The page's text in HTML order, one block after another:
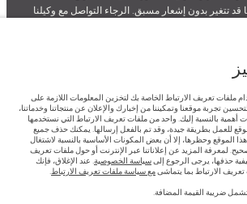
قد تتغير بدون إشعار مسبق. الرجاء التواصل مع وكيلنا
الوقود الفعلي للمركبة عن ذلك المتحقق في تلك
بغرض المقارنة فحسب.
والمواصفات. إن النقص العالمي في أشباه الموصلات
تصميم السيارات وتوفر الخيارات وتوقيتات التصاميم.
ونتيجة لذلك، قد لا تمثّل الصور المستخدَمة ضمن
الحالية بالكامل بالنسبة إلى الميزات والخيارات
يرجى استشارة وكيلك الذي سيتمكّن من تأكيد أي
لك باتخاذ قرار مدروس
ملفات تعريف الارتباط الخاصة بك لتخزين المعلومات اللازمة على
تجربة موقعنا وتمكيننا من إخبارك والإعلان عن منتجاتنا وخدماتنا،
أهمية بالنسبة إليك. واحد من ملفات تعريف الارتباط التي نستخدمها
للعمل بطريقة جيدة، وقد تم بالفعل إرسالها. يمكنك حذف جميع
الموقع وحظرها، إلا أن بعض المكونات الأساسية بالنسبة لاشتغال
لمعرفة المزيد عن إعلاناتنا عبر الإنترنت أو حول ملفات تعريف
حذفها، يرجى الرجوع إلىسياسة الخصوصية. عند الإغلاق، فإنك
الارتباط بما يتماشىمع سياسة ملفات تعريف الارتباط.